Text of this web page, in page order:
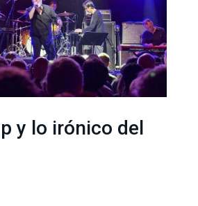
y lo irónico del